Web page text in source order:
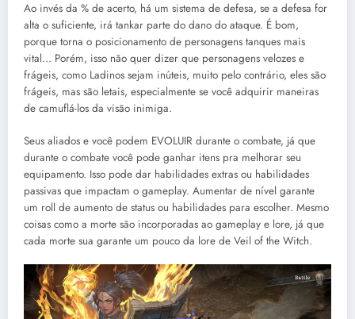
Ao invés da % de acerto, há um sistema de defesa, se a defesa for
alta o suficiente, irá tankar parte do dano do ataque. É bom,
porque torna o posicionamento de personagens tanques mais
vital… Porém, isso não quer dizer que personagens velozes e
frágeis, como Ladinos sejam inúteis, muito pelo contrário, eles são
frágeis, mas são letais, especialmente se você adquirir maneiras
de camuflá-los da visão inimiga.
Seus aliados e você podem EVOLUIR durante o combate, já que
durante o combate você pode ganhar itens pra melhorar seu
equipamento. Isso pode dar habilidades extras ou habilidades
passivas que impactam o gameplay. Aumentar de nível garante
um roll de aumento de status ou habilidades para escolher. Mesmo
coisas como a morte são incorporadas ao gameplay e lore, já que
cada morte sua garante um pouco da lore de Veil of the Witch.